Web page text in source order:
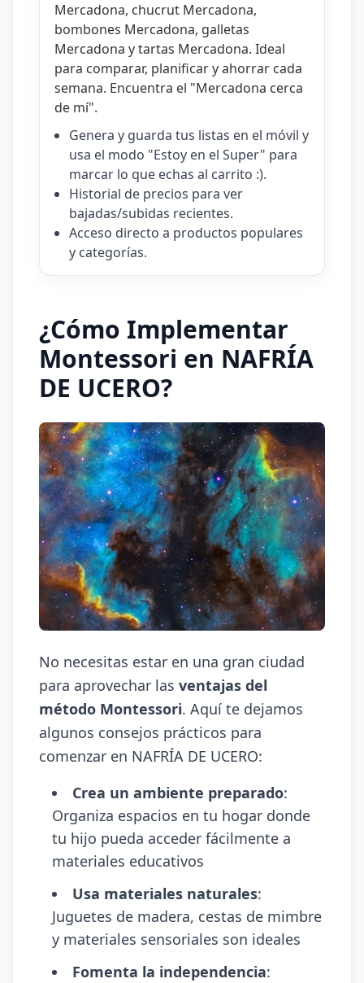
Mercadona, chucrut Mercadona,
bombones Mercadona, galletas
Mercadona ytartas Mercadona. Ideal
para comparar, planificar y ahorrar cada
semana. Encuentra el "Mercadona cerca
de mí".
Genera y guarda tus listas en el móvil y
usa el modo "Estoy en el Super" para
marcar lo que echas al carrito :).
Historial de precios para ver
bajadas/subidas recientes.
Acceso directo a productos populares
y categorías.
¿Cómo Implementar
Montessori en NAFRÍA
DE UCERO?
No necesitas estar en una gran ciudad
para aprovechar las ventajas del
método Montessori. Aquí te dejamos
algunos consejos prácticos para
comenzar en NAFRÍA DE UCERO:
Crea un ambiente preparado:
Organiza espacios en tu hogar donde
tu hijo pueda acceder fácilmente a
materiales educativos
Usa materiales naturales:
Juguetes de madera, cestas de mimbre
y materiales sensoriales son ideales
Fomenta la independencia: